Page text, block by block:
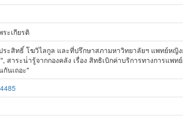
ะเกียรติ
ระสิทธิ์ โฆวิไลกูล และที่ปรึกษาสภามหาวิทยาลัยฯ แพทย์ห
สาระน่่ารู้จากกองคลัง เรื่อง สิทธิเบิกค่าบริการทางการแ
นเถอะ"